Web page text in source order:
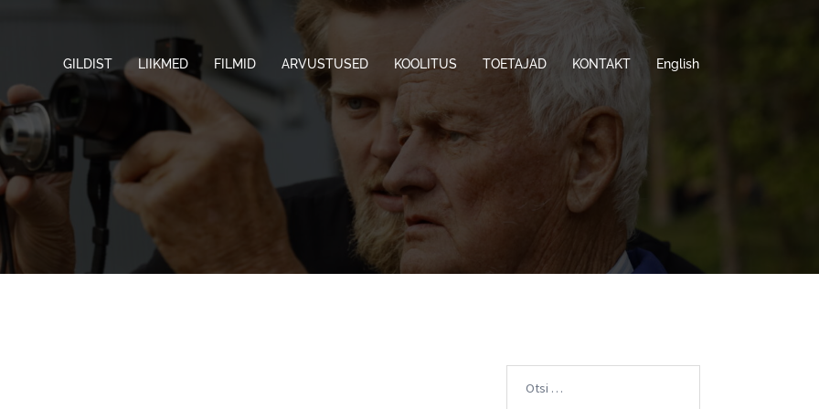
GILDIST LIIKMED FILMID ARVUSTUSED KOOLITUS TOETAJAD KONTAKT English